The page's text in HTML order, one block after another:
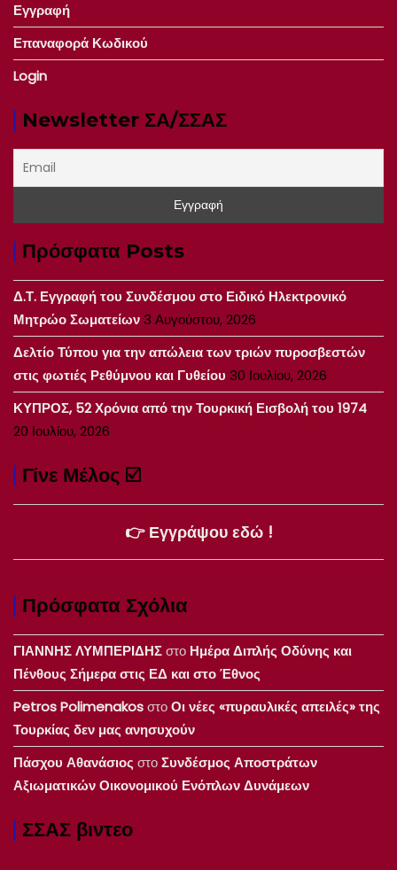
Εγγραφή
Επαναφορά Κωδικού
Login
Newsletter ΣΑ/ΣΣΑΣ
Πρόσφατα Posts
Δ.Τ. Εγγραφή του Συνδέσμου στο Ειδικό Ηλεκτρονικό
Μητρώο Σωματείων3 Αυγούστου, 2026
Δελτίο Τύπου για την απώλεια των τριών πυροσβεστών
στις φωτιές Ρεθύμνου και Γυθείου 30 Ιουλίου, 2026
ΚΥΠΡΟΣ, 52 Χρόνια από την Τουρκική Εισβολή του 1974
20 Ιουλίου, 2026
Γίνε Μέλος ☑️
👉 Εγγράψου εδώ !
Πρόσφατα Σχόλια
ΓΙΑΝΝΗΣ ΛΥΜΠΕΡΙΔΗΣστο Ημέρα Διπλής Οδύνης και
Πένθους Σήμερα στις ΕΔ και στο Έθνος
Petros PolimenakosστοΟι νέες «πυραυλικές απειλές» της
Τουρκίας δεν μας ανησυχούν
Πάσχου ΑθανάσιοςστοΣυνδέσμος Αποστράτων
Αξιωματικών Οικονομικού Ενόπλων Δυνάμεων
ΣΣΑΣ βιντεο